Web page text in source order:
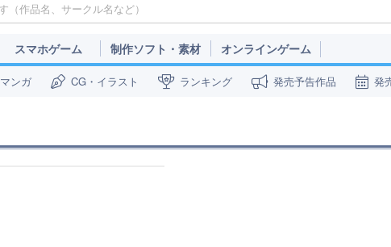
スマホゲーム 制作ソフト・素材 オンラインゲーム
マンガ CG・イラスト ランキング 発売予告作品 発